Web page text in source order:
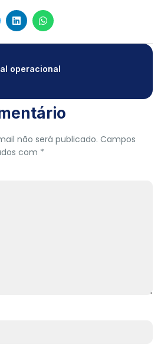
operacional
não será publicado. Campos
com *